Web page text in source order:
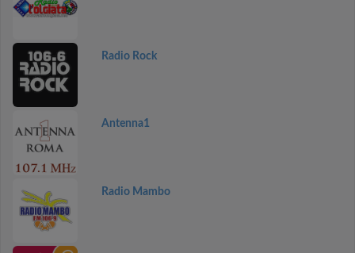
Radio Rock
Antenna1
Radio Mambo